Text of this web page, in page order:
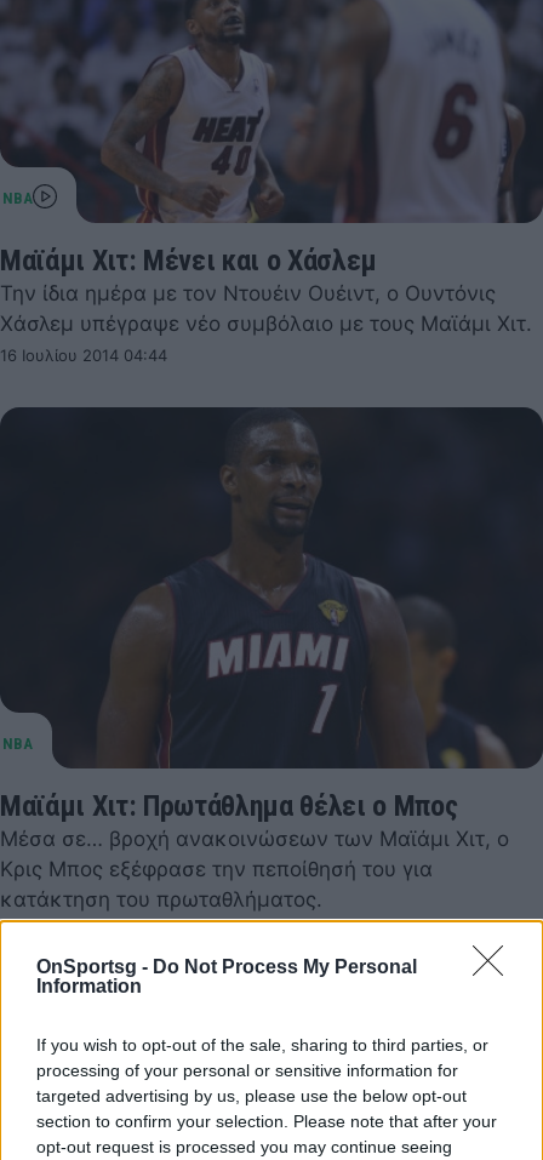
OnSportsg - Do Not Process My Personal
Information
If you wish to opt-out of the sale, sharing to third parties, or
processing of your personal or sensitive information for
targeted advertising by us, please use the below opt-out
section to confirm your selection. Please note that after your
opt-out request is processed you may continue seeing
Μαϊάμι Χιτ: Μένει και ο Χάσλεμ
Την ίδια ημέρα με τον Ντουέιν Ουέιντ, ο Ουντόνις
Χάσλεμ υπέγραψε νέο συμβόλαιο με τους Μαϊάμι Χιτ.
16 Ιουλίου 2014 04:44
Μαϊάμι Χιτ: Πρωτάθλημα θέλει ο Μπος
Μέσα σε… βροχή ανακοινώσεων των Μαϊάμι Χιτ, ο
Κρις Μπος εξέφρασε την πεποίθησή του για
κατάκτηση του πρωταθλήματος.
15 Ιουλίου 2014 05:08